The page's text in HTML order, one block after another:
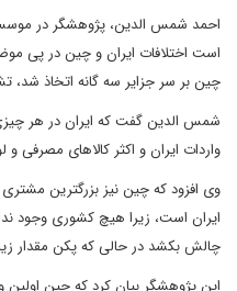
احمد شمس الدین، پژوهشگر در
است اختلافات ایران و چین در پی
چین بر سر جزایر سه گانه اتخاذ شد،
شمس الدین گفت که ایران در هر چیزی
واردات ایران و اکثر کالاهای مصرفی
وی افزود که چین نیز بزرگترین
ایران است، زیرا هیچ کشوری وجود
چالش بکشد در حالی که پکن مقدار
این پژوهشگر بیان کرد که چین